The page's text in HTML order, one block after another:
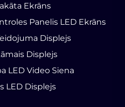
Ekrāns
Panelis LED Ekrāns
Displejs
Displejs
LED Video Siena
LED Displejs